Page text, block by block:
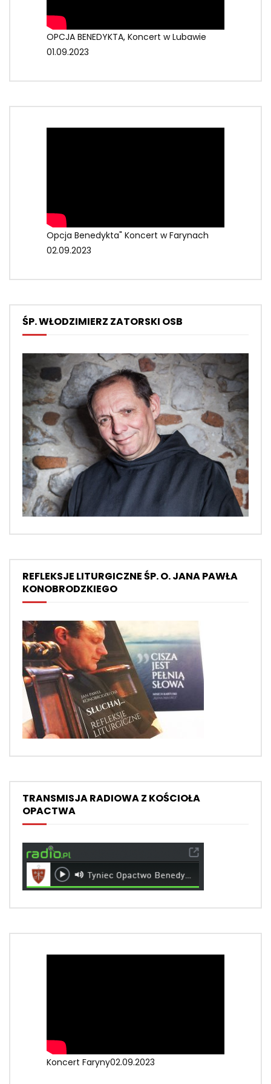
OPCJA BENEDYKTA, Koncert w Lubawie
01.09.2023
Opcja Benedykta" Koncert w Farynach
02.09.2023
ŚP. WŁODZIMIERZ ZATORSKI OSB
REFLEKSJE LITURGICZNE ŚP. O. JANA PAWŁA
KONOBRODZKIEGO
TRANSMISJA RADIOWA Z KOŚCIOŁA
OPACTWA
Koncert Faryny02.09.2023